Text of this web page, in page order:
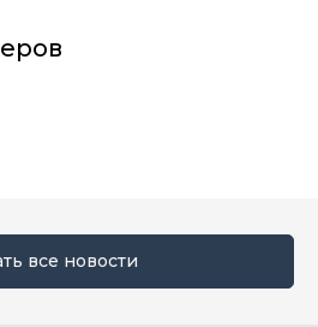
все новости